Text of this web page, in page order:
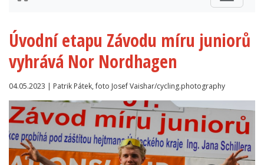
Úvodní etapu Závodu míru juniorů
vyhrává Nor Nordhagen
04.05.2023 | Patrik Pátek, foto Josef Vaishar/cycling.photography